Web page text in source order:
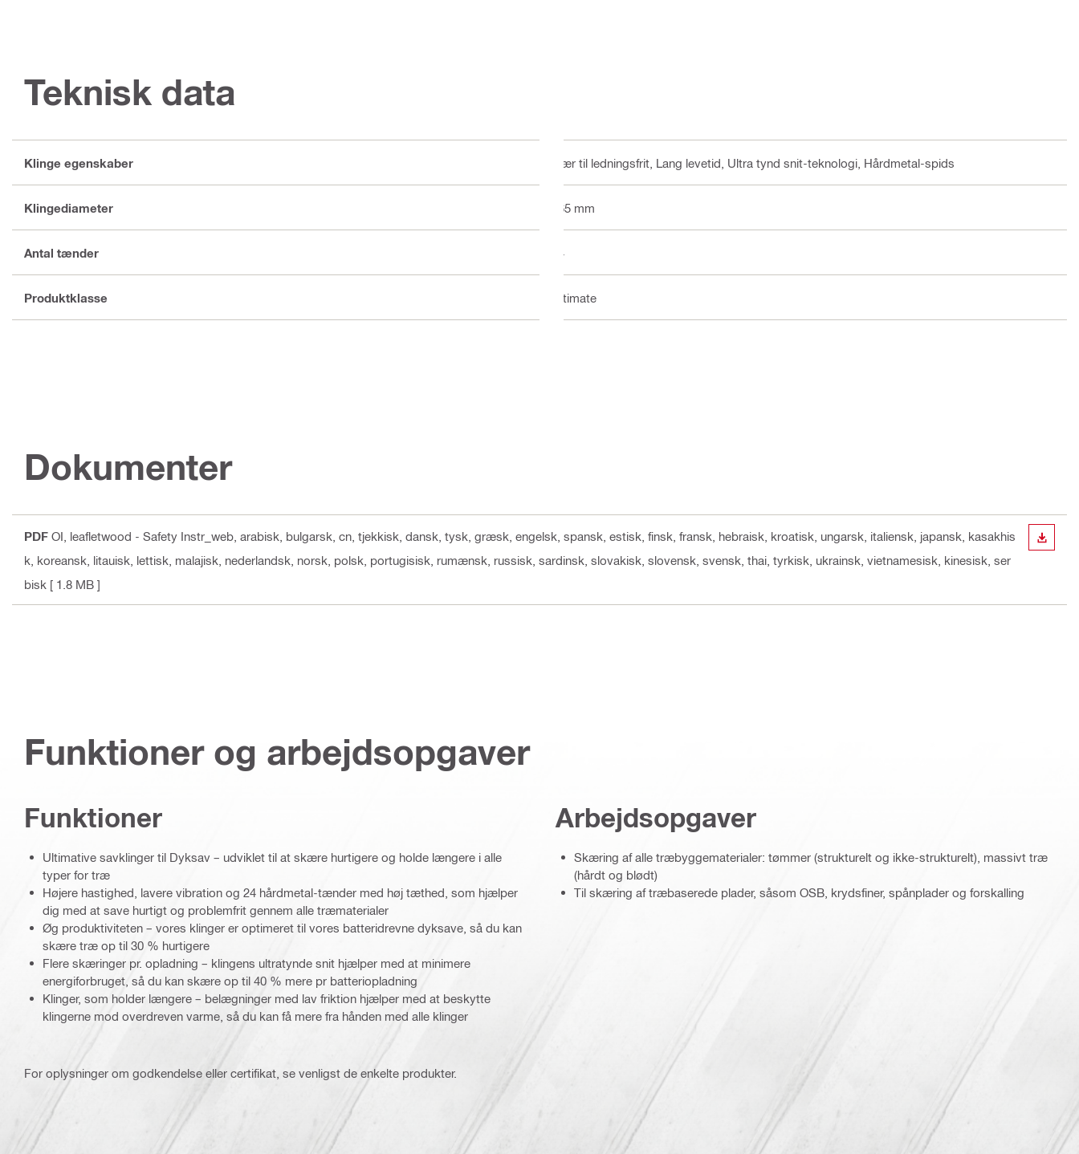
Teknisk data
Klinge egenskaber Især til ledningsfrit, Lang levetid, Ultra tynd snit-teknologi, Hårdmetal-spids
Klingediameter 165 mm
Antal tænder 24
Produktklasse Ultimate
Dokumenter
PDF OI, leafletwood - Safety Instr_web , arabisk, bulgarsk, cn, tjekkisk, dansk, tysk, græsk, engelsk, spansk, estisk, finsk, fransk, hebraisk, kroatisk, ungarsk, italiensk, japansk, kasakhis
k, koreansk, litauisk, lettisk, malajisk, nederlandsk, norsk, polsk, portugisisk, rumænsk, russisk, sardinsk, slovakisk, slovensk, svensk, thai, tyrkisk, ukrainsk, vietnamesisk, kinesisk, ser
bisk [ 1.8 MB ]
Funktioner og arbejdsopgaver
Funktioner
Ultimative savklinger til Dyksav – udviklet til at skære hurtigere og holde længere i alle
typer for træ
Højere hastighed, lavere vibration og 24 hårdmetal-tænder med høj tæthed, som hjælper
dig med at save hurtigt og problemfrit gennem alle træmaterialer
Øg produktiviteten – vores klinger er optimeret til vores batteridrevne dyksave, så du kan
skære træ op til 30 % hurtigere
Flere skæringer pr. opladning – klingens ultratynde snit hjælper med at minimere
energiforbruget, så du kan skære op til 40 % mere pr batteriopladning
Klinger, som holder længere – belægninger med lav friktion hjælper med at beskytte
klingerne mod overdreven varme, så du kan få mere fra hånden med alle klinger
Arbejdsopgaver
Skæring af alle træbyggematerialer: tømmer (strukturelt og ikke-strukturelt), massivt træ
(hårdt og blødt)
Til skæring af træbaserede plader, såsom OSB, krydsfiner, spånplader og forskalling
For oplysninger om godkendelse eller certifikat, se venligst de enkelte produkter.